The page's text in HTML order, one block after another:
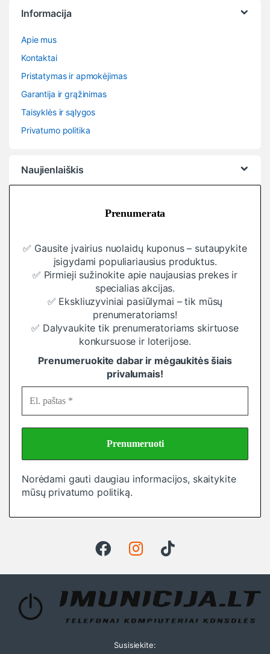
Informacija
Apie mus
Kontaktai
Pristatymas ir apmokėjimas
Garantija ir grąžinimas
Taisyklės ir sąlygos
Privatumo politika
Naujienlaiškis
Prenumerata
✅ Gausite įvairius nuolaidų kuponus – sutaupykite
įsigydami populiariausius produktus.
✅ Pirmieji sužinokite apie naujausias prekes ir
specialias akcijas.
✅ Ekskliuzyviniai pasiūlymai – tik mūsų
prenumeratoriams!
✅ Dalyvaukite tik prenumeratoriams skirtuose
konkursuose ir loterijose.
Prenumeruokite dabar ir mėgaukitės šiais
privalumais!
Norėdami gauti daugiau informacijos, skaitykite
mūsų privatumo politiką.
Susisiekite: